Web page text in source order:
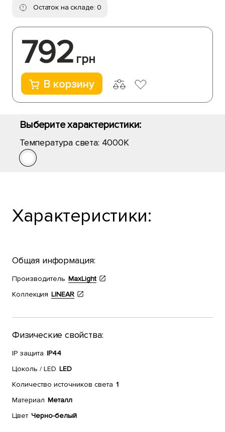
Остаток на складе: 0
792 грн
В корзину
Выберите характеристики:
Температура света: 4000K
Характеристики:
Общая информация:
Производитель MaxLight
Коллекция LINEAR
Физические свойства:
IP защита IP44
Цоколь / LED LED
Количество источников света 1
Материал Металл
Цвет Черно-белый